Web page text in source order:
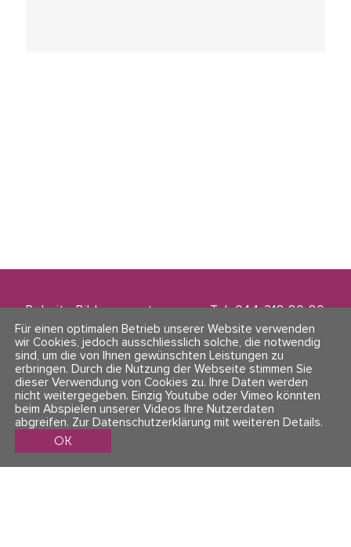
Polarity Bildungszentrum
Zwinglistrasse 21
8004 Zürich
Tel. 044 218 80 80
info@polarity.ch
Kontakt & Info
AGBs
Impressum & Datenschutz
Folge uns
Für einen optimalen Betrieb unserer Website verwenden
wir Cookies, jedoch ausschliesslich solche, die notwendig
sind, um die von Ihnen gewünschten Leistungen zu
erbringen. Durch die Nutzung der Webseite stimmen Sie
dieser Verwendung von Cookies zu. Ihre Daten werden
nicht weitergegeben. Einzig Youtube oder Vimeo könnten
beim Abspielen unserer Videos Ihre Nutzerdaten
abgreifen. Zur Datenschutzerklärung mit weiteren Details.
OK